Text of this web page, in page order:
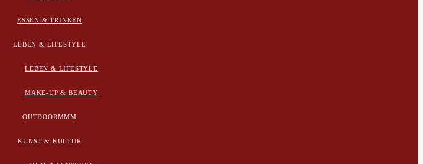
ESSEN & TRINKEN
LEBEN & LIFESTYLE
LEBEN & LIFESTYLE
MAKE-UP & BEAUTY
OUTDOORMMM
KUNST & KULTUR